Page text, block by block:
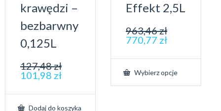
krawędzi –
bezbarwny
0,125L
127,48zł
101,98 zł
Dodaj do koszyka
Effekt 2,5L
963,46zł
770,77 zł
Wybierz opcje